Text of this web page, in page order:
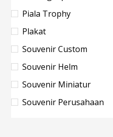
Piala Trophy
Plakat
Souvenir Custom
Souvenir Helm
Souvenir Miniatur
Souvenir Perusahaan